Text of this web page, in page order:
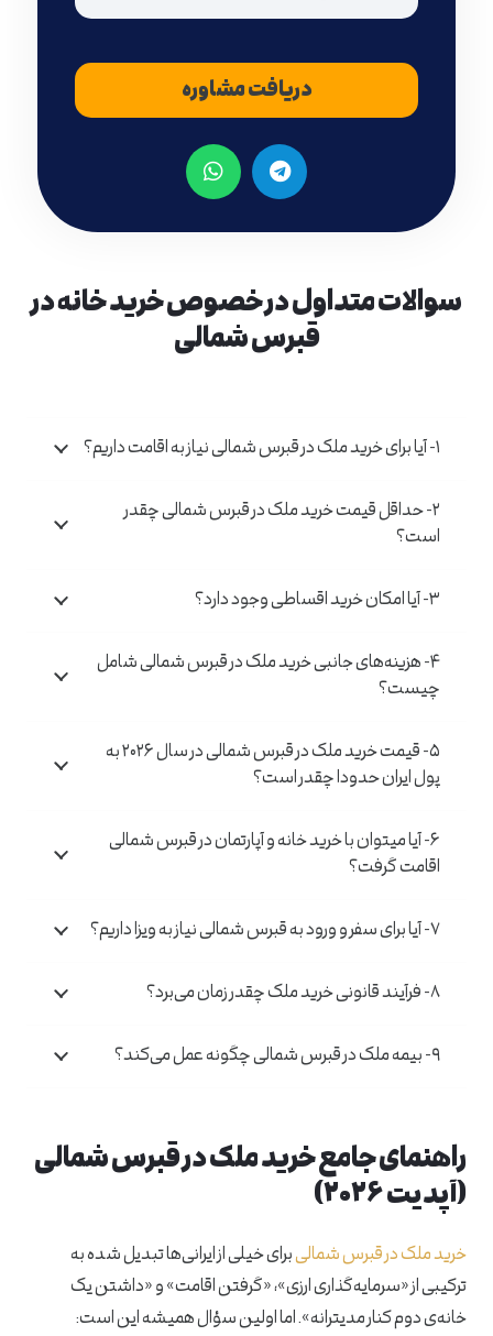
سوالات متداول در خصوص خرید خانه در
قبرس شمالی
۱- آیا برای خرید ملک در قبرس شمالی نیاز به اقامت داریم؟
۲- حداقل قیمت خرید ملک در قبرس شمالی چقدر
است؟
۳- آیا امکان خرید اقساطی وجود دارد؟
۴- هزینه‌های جانبی خرید ملک در قبرس شمالی شامل
چیست؟
۵- قیمت خرید ملک در قبرس شمالی در سال ۲۰۲۶ به
پول ایران حدودا چقدر است؟
۶- آیا میتوان با خرید خانه و آپارتمان در قبرس شمالی
اقامت گرفت؟
۷- آیا برای سفر و ورود به قبرس شمالی نیاز به ویزا داریم؟
۸- فرآیند قانونی خرید ملک چقدر زمان می‌برد؟
۹- بیمه ملک در قبرس شمالی چگونه عمل می‌کند؟
راهنمای جامع خرید ملک در قبرس شمالی
(آپدیت ۲۰۲۶)
خرید ملک در قبرس شمالیبرای خیلی از ایرانی‌ها تبدیل شده به
ترکیبی از «سرمایه‌گذاری ارزی»، «گرفتن اقامت» و «داشتن یک
خانه‌ی دوم کنار مدیترانه». اما اولین سؤال همیشه این است: